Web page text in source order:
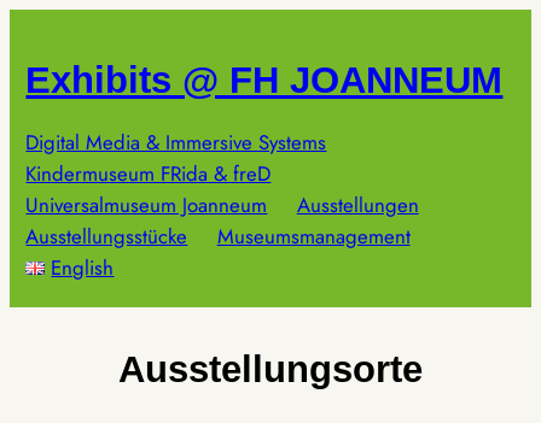
springen
Exhibits @ FH JOANNEUM
Digital Media & Immersive Systems
Kindermuseum FRida & freD
Universalmuseum Joanneum
Ausstellungen
Ausstellungsstücke
Museumsmanagement
English
Ausstellungsorte